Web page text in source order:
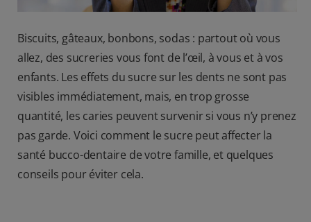
Biscuits, gâteaux, bonbons, sodas : partout où vous
allez, des sucreries vous font de l’œil, à vous et à vos
enfants. Les effets du sucre sur les dents ne sont pas
visibles immédiatement, mais, en trop grosse
quantité, les caries peuvent survenir si vous n’y prenez
pas garde. Voici comment le sucre peut affecter la
santé bucco-dentaire de votre famille, et quelques
conseils pour éviter cela.